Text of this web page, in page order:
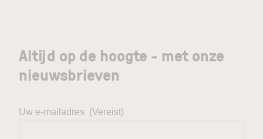
Altijd op de hoogte - met onze
nieuwsbrieven
Uw e-mailadres (Vereist)